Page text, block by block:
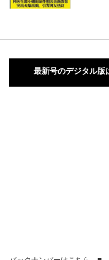
最新号のデジタル版